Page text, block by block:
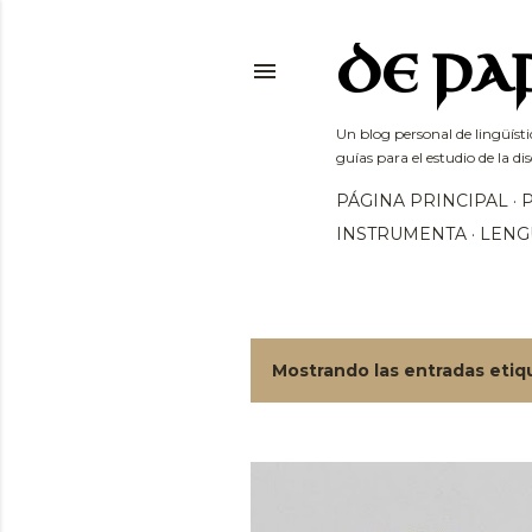
DE
Un blog personal de
guías para el estudio de la
PÁGINA PRINCIPAL
INSTRUMENTA
EMostrando las entradas